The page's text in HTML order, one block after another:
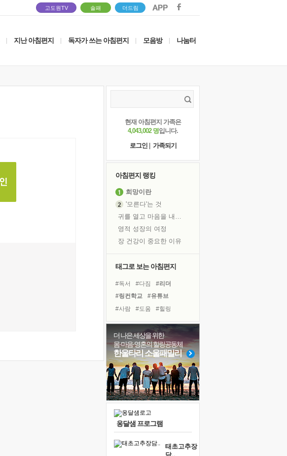
고도원TV 솔패 더드림
지난 아침편지 독자가 쓰는 아침편지 모음방 나눔터
현재 아침편지 가족은
4,043,002 명입니다.
로그인
가족되기
아침편지 랭킹
희망이란
'모른다'는 것
귀를 열고 마음을 내어주고
영적 성장의 여정
장 건강이 중요한 이유
꿈이 실제가 되는 것
'말 타는 법'을 먼저
졸업식 사진을 보며
아픈 아버지를 위한 공간 설계
극심한 변비, 어깨결림, 수면 장애
보고 싶은 어머니
유년 시절의 부산 영도 바다
못된 꼰대들
거울 속의 나
태그로 보는 아침편지
#독서 #다짐
#리더
#링컨학교
#유튜브
#사람
#도움
#힐링
#계획
#건강
#나눔
#면역력
#삶
#희망
#친구
#독서캠프
#경험
#아이들
#극복
#명상
#바이러스
더 나은 세상을 위한
몸·마음·영혼의 힐링공동체
한울타리 소울패밀리
옹달샘 프로그램
태초고추장